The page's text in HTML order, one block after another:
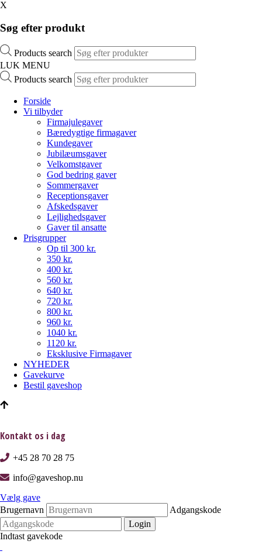
X
Søg efter produkt
Products search
LUK MENU
Products search
Forside
Vi tilbyder
Firmajulegaver
Bæredygtige firmagaver
Kundegaver
Jubilæumsgaver
Velkomstgaver
God bedring gaver
Sommergaver
Receptionsgaver
Afskedsgaver
Lejlighedsgaver
Gaver til ansatte
Prisgrupper
Op til 300 kr.
350 kr.
400 kr.
560 kr.
640 kr.
720 kr.
800 kr.
960 kr.
1040 kr.
1120 kr.
Eksklusive Firmagaver
NYHEDER
Gavekurve
Bestil gaveshop
Kontakt os i dag
+45 28 70 28 75
info@gaveshop.nu
Vælg gave
Brugernavn
Adgangskode
Login
Indtast gavekode